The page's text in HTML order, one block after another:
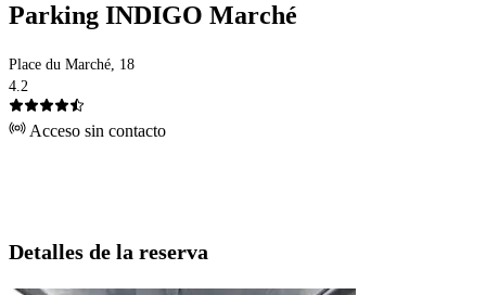
Parking INDIGO Marché
Place du Marché, 18
4.2
Acceso sin contacto
Detalles de la reserva